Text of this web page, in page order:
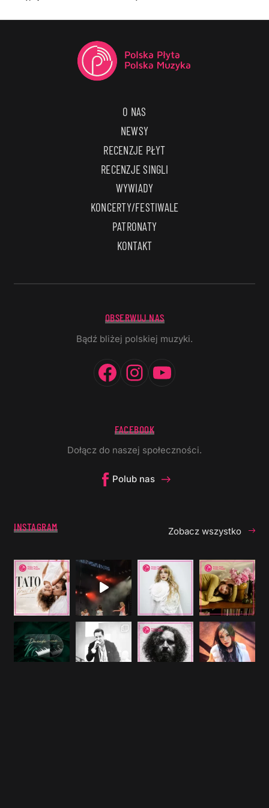
O NAS
NEWSY
RECENZJE PŁYT
RECENZJE SINGLI
WYWIADY
KONCERTY/FESTIWALE
PATRONATY
KONTAKT
OBSERWUJ NAS
Bądź bliżej polskiej muzyki.
Facebook
Instagram
FACEBOOK
Dołącz do naszej społeczności.
Polub nas
INSTAGRAM Zobacz wszystko